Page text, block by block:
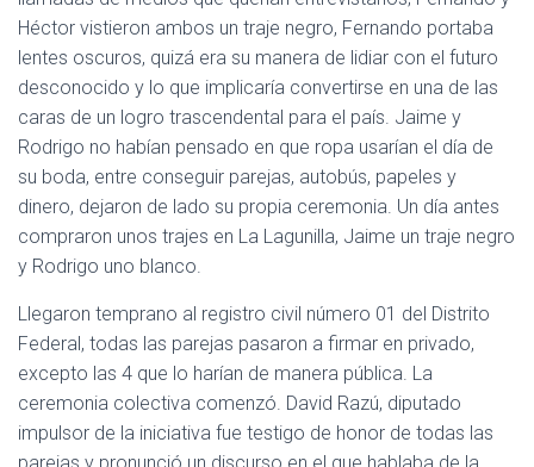
Héctor vistieron ambos un traje negro, Fernando portaba
lentes oscuros, quizá era su manera de lidiar con el futuro
desconocido y lo que implicaría convertirse en una de las
caras de un logro trascendental para el país. Jaime y
Rodrigo no habían pensado en que ropa usarían el día de
su boda, entre conseguir parejas, autobús, papeles y
dinero, dejaron de lado su propia ceremonia. Un día antes
compraron unos trajes en La Lagunilla, Jaime un traje negro
y Rodrigo uno blanco.
Llegaron temprano al registro civil número 01 del Distrito
Federal, todas las parejas pasaron a firmar en privado,
excepto las 4 que lo harían de manera pública. La
ceremonia colectiva comenzó. David Razú, diputado
impulsor de la iniciativa fue testigo de honor de todas las